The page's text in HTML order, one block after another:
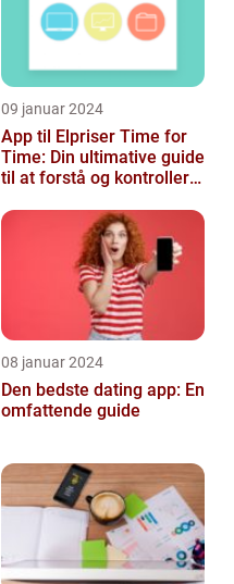
09 januar 2024
App til Elpriser Time for
Time: Din ultimative guide
til at forstå og kontrollere
08 januar 2024
Den bedste dating app: En
omfattende guide